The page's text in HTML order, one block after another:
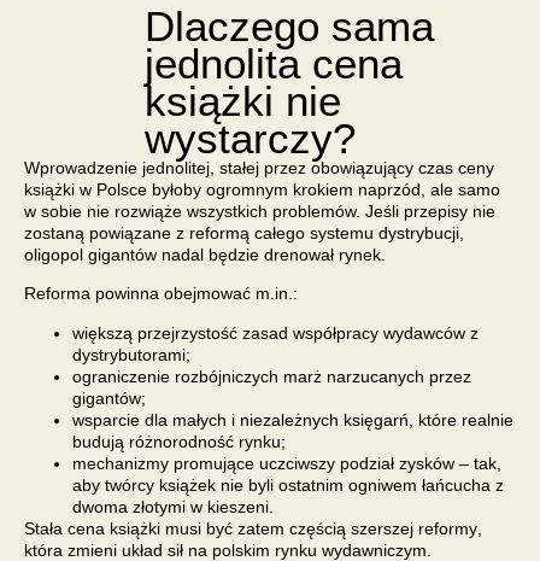
Dlaczego sama
jednolita cena
książki nie
wystarczy?
Wprowadzenie jednolitej, stałej przez obowiązujący czas ceny
książki w Polsce byłoby ogromnym krokiem naprzód, ale samo
w sobie nie rozwiąże wszystkich problemów. Jeśli przepisy nie
zostaną powiązane z reformą całego systemu dystrybucji
oligopol gigantów nadal będzie drenował rynek.
Reforma powinna obejmować m.in.:
większą przejrzystość zasad współpracy wydawców z
dystrybutorami;
ograniczenie rozbójniczych marż narzucanych przez
gigantów;
wsparcie dla małych i niezależnych księgarń, które realnie
budują różnorodność rynku;
mechanizmy promujące uczciwszy podział zysków – tak,
aby twórcy książek nie byli ostatnim ogniwem łańcucha z
dwoma złotymi w kieszeni.
Stała cena książki musi być zatem częścią szerszej reformy
która zmieni układ sił na polskim rynku wydawniczym.